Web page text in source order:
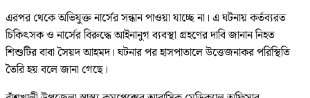
এরপর থেকে অভিযুক্ত নার্সের সন্ধান পাওয়া যাচ্ছে না। এ ঘটনায় কর্তব্যরত
চিকিৎসক ও নার্সের বিরুদ্ধে আইনানুগ ব্যবস্থা গ্রহণের দাবি জানান নিহত
শিশুটির বাবা সৈয়দ আহমদ। ঘটনার পর হাসপাতালে উত্তেজনাকর পরিস্থিতি
তৈরি হয় বলে জানা গেছে।